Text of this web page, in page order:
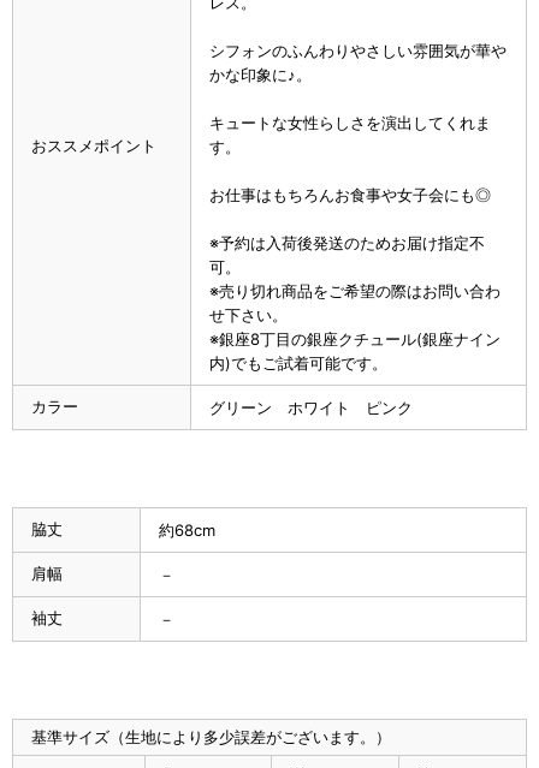
おススメポイント
シフォンのふんわりやさしい雰囲気が華や
かな印象に♪。
キュートな女性らしさを演出してくれま
す。
お仕事はもちろんお食事や女子会にも◎
※予約は入荷後発送のためお届け指定不
可。
※売り切れ商品をご希望の際はお問い合わ
せ下さい。
※銀座8丁目の銀座クチュール(銀座ナイン
内)でもご試着可能です。
カラー グリーン ホワイト ピンク
脇丈 約68cm
肩幅 －
袖丈 －
基準サイズ（生地により多少誤差がございます。）